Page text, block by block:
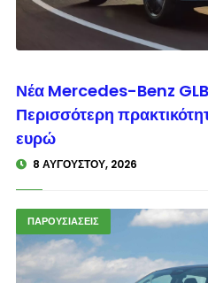
Νέα Mercedes-Benz
Περισσότερη
ευρώ
8 ΑΥΓΟΎΣΤΟΥ, 2026
ΠΑΡΟΥΣΙΑΣΕΙΣ